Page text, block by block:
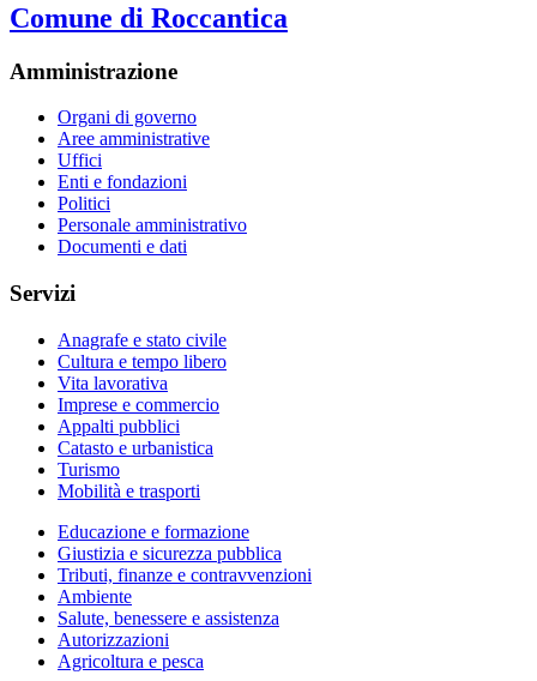
Comune di Roccantica
Amministrazione
Organi di governo
Aree amministrative
Uffici
Enti e fondazioni
Politici
Personale amministrativo
Documenti e dati
Servizi
Anagrafe e stato civile
Cultura e tempo libero
Vita lavorativa
Imprese e commercio
Appalti pubblici
Catasto e urbanistica
Turismo
Mobilità e trasporti
Educazione e formazione
Giustizia e sicurezza pubblica
Tributi, finanze e contravvenzioni
Ambiente
Salute, benessere e assistenza
Autorizzazioni
Agricoltura e pesca